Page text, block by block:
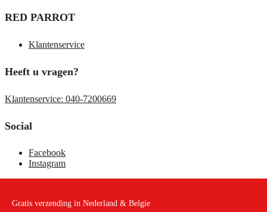
RED PARROT
Klantenservice
Heeft u vragen?
Klantenservice: 040-7200669
Social
Facebook
Instagram
Gratis verzending in Nederland & Belgie